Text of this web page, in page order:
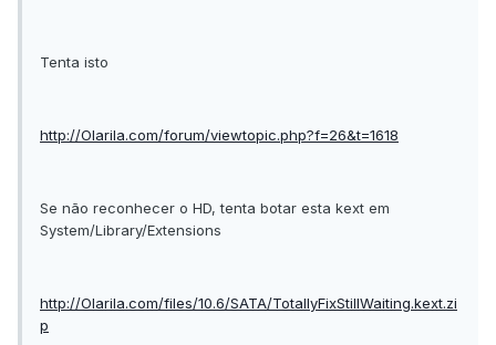
Tenta isto
http://Olarila.com/forum/viewtopic.php?f=26&t=1618
Se não reconhecer o HD, tenta botar esta kext em
System/Library/Extensions
http://Olarila.com/files/10.6/SATA/TotallyFixStillWaiting.kext.zi
p